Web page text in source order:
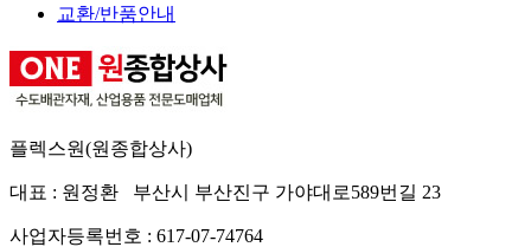
교환/반품안내
플렉스원(원종합상사)
대표 : 원정환 부산시 부산진구 가야대로589번길 23
사업자등록번호 : 617-07-74764